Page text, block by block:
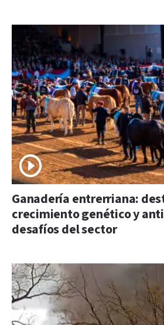
Ganadería entrerriana:
crecimiento genético y
desafíos del sector